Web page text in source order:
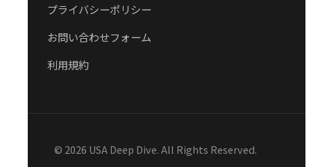
プライバシーポリシー
お問い合わせフォーム
利用規約
© 2026 USA Deep Dive. All Rights Reserved.